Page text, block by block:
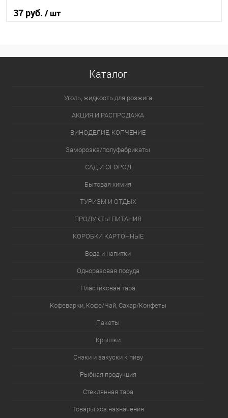
37 руб. / шт
Каталог
Уголь, жидкость для розжига
АКЦИЯ И РАСПРОДАЖА
ВИНОДЕЛИЕ, КОПЧЕНИЕ
Заморозка/полуфабрикаты
САД И ОГОРОД
Бытовая химия
ТУРИЗМ И ОТДЫХ
ПРОДУКТЫ ПИТАНИЯ
КОРОБКИ КАРТОННЫЕ
Вода и напитки
Одноразовая посуда
Пластиковая тара
Кофеварки, Кофе/Чай, Сахар/Конфеты
Пакеты
Крышки
Снэки и закуски к пиву
Рыбная продукция
Стеклянная тара
Товары хоз.назначения